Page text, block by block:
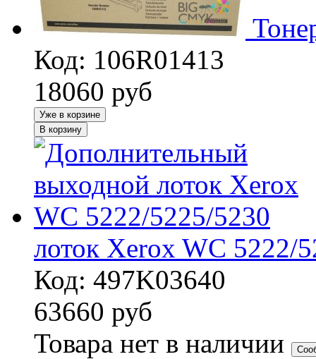
Код: 106R01413
18060 руб
Уже в корзине
В корзину
лоток Xerox WC 5222/
Код: 497K03640
63660 руб
Товара нет в наличии